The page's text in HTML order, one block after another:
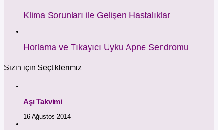
Klima Sorunları ile Gelişen Hastalıklar
Horlama ve Tıkayıcı Uyku Apne Sendromu
Sizin için Seçtiklerimiz
Aşı Takvimi
16 Ağustos 2014